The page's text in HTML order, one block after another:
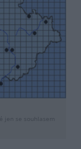
jen se souhlasem